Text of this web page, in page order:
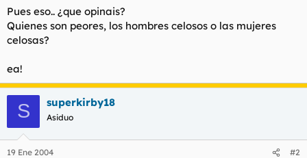
Pues eso.. ¿que opinais?
Quienes son peores, los hombres celosos o las mujeres
celosas?
ea!
S superkirby18
Asiduo
19 Ene 2004 #2